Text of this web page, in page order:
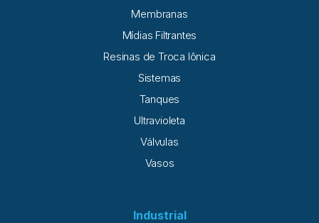
Membranas
Mídias Filtrantes
Resinas de Troca Iônica
Sistemas
Tanques
Ultravioleta
Válvulas
Vasos
Industrial